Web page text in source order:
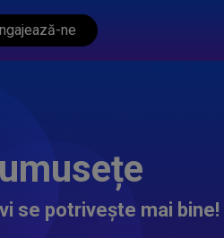
ne
se potrivește mai bine!